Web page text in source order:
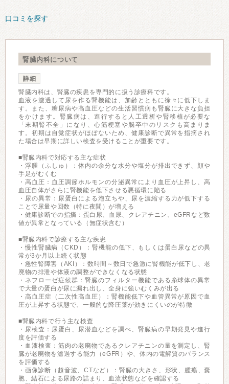
口コミを探す
腎臓内科について
詳細
腎臓内科は、腎臓の疾患を専門的に扱う診療科です。
血液を濾過して尿を作る腎機能は、加齢とともに徐々に低下しま
す。また、糖尿病や高血圧などの生活習慣病も腎臓に大きな負担
をかけます。腎臓病は、進行すると人工透析や腎移植が必要な
「末期腎不全」になり、心筋梗塞や脳卒中のリスクも高まりま
す。初期は自覚症状がほぼないため、健康診断で異常を指摘され
た場合は早期に詳しい検査を受けることが重要です。
■腎臓内科で対応する主な症状
・浮腫（ふしゅ）：体内の余分な水分や塩分が排出できず、顔や
手足がむくむ
・高血圧：血圧調節ホルモンの分泌異常により血圧が上昇し、高
血圧自体がさらに腎機能を低下させる悪循環に陥る
・尿の異常：尿蛋白による泡立ちや、尿を濃縮する力が低下する
ことで尿量や回数（特に夜間）が増える
・健康診断での指摘：蛋白尿、血尿、クレアチニン、eGFRなど数
値が異常となっている（無症状含む）
■腎臓内科で診療する主な疾患
・慢性腎臓病（CKD）：腎機能の低下、もしくは蛋白尿などの異
常が3か月以上続く状態
・急性腎障害（AKI）：数時間～数日で急激に腎機能が低下し、老
廃物の排泄や体液の調整ができなくなる状態
・ネフローゼ症候群：腎臓のフィルター機能である糸球体の異常
で大量の蛋白が尿に漏れ出し、全身に強いむくみが出る
・高血圧症（二次性高血圧）：腎機能低下や血管異常が原因で血
圧が上昇する状態で、一般的な降圧薬が効きにくいのが特徴
■腎臓内科で行う主な検査
・尿検査：尿蛋白、尿潜血などを調べ、腎臓病の早期発見や進行
度を評価する
・血液検査：筋肉の老廃物であるクレアチニンの量を測定し、腎
臓が老廃物を濾過する能力（eGFR）や、体内の電解質のバランス
を評価する
・画像診断（超音波、CTなど）：腎臓の大きさ、形状、腫瘍、嚢
胞、結石による尿路の詰まり、血流状態などを確認する